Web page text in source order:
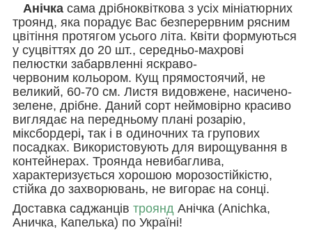
Анічка сама дрібноквіткова з усіх мініатюрних
троянд, яка порадує Вас безперервним рясним
цвітіння протягом усього літа. Квіти формуються
у суцвіттях до 20 шт., середньо-махрові
пелюстки забарвленні яскраво-
червоним кольором. Кущ прямостоячий, не
великий, 60-70 см. Листя видовжене, насичено-
зелене, дрібне. Даний сорт неймовірно красиво
виглядає на передньому плані розарію,
міксбордері, так і в одиночних та групових
посадках. Використовують для вирощування в
контейнерах. Троянда невибаглива,
характеризується хорошою морозостійкістю,
стійка до захворювань, не вигорає на сонці.
Доставка саджанців троянд Анічка (Anichka,
Аничка, Капелька) по Україні!